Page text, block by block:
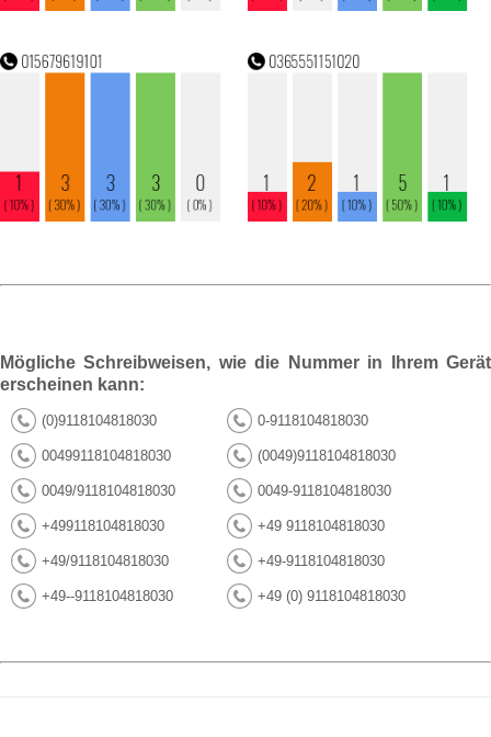
Mögliche Schreibweisen, wie die Nummer in Ihrem Gerät
erscheinen kann:
(0)9118104818030 0-9118104818030
00499118104818030 (0049)9118104818030
0049/9118104818030 0049-9118104818030
+499118104818030 +49 9118104818030
+49/9118104818030 +49-9118104818030
+49--9118104818030 +49 (0) 9118104818030